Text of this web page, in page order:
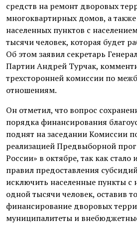
средств на ремонт дворовых
многоквартирных домов, а также
населенных пунктов с
тысячи человек, которая будет
Об этом заявил секретарь
Партии Андрей Турчак,
трехсторонней комиссии по
отношениям.
Он отметил, что вопрос
порядка финансирования
поднят на заседании Комиссии
реализацией Предвыборной
России» в октябре, так как стало
правил предоставления
исключить населенные пункты с
одной тысячи человек, оставив
финансирование дворовых
муниципалитеты и